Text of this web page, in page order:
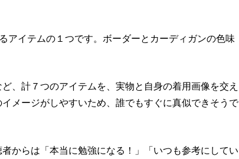
アイテムの１つです。ボーダーとカーディガンの色味
、計７つのアイテムを、実物と自身の着用画像を交え
メージがしやすいため、誰でもすぐに真似できそうで
からは「本当に勉強になる！」「いつも参考にしてい